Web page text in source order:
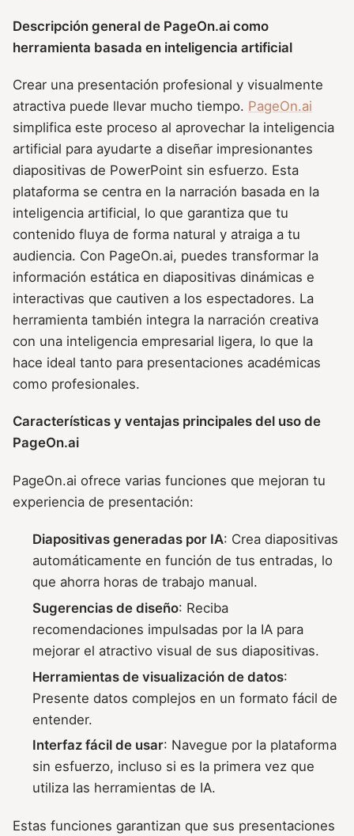
Descripción general de PageOn.ai como
herramienta basada en inteligencia artificial
Crear una presentación profesional y visualmente
atractiva puede llevar mucho tiempo. PageOn.ai
simplifica este proceso al aprovechar la inteligencia
artificial para ayudarte a diseñar impresionantes
diapositivas de PowerPoint sin esfuerzo. Esta
plataforma se centra en la narración basada en la
inteligencia artificial, lo que garantiza que tu
contenido fluya de forma natural y atraiga a tu
audiencia. Con PageOn.ai, puedes transformar la
información estática en diapositivas dinámicas e
interactivas que cautiven a los espectadores. La
herramienta también integra la narración creativa
con una inteligencia empresarial ligera, lo que la
hace ideal tanto para presentaciones académicas
como profesionales.
Características y ventajas principales del uso de
PageOn.ai
PageOn.ai ofrece varias funciones que mejoran tu
experiencia de presentación:
Diapositivas generadas por IA: Crea diapositivas
automáticamente en función de tus entradas, lo
que ahorra horas de trabajo manual.
Sugerencias de diseño: Reciba
recomendaciones impulsadas por la IA para
mejorar el atractivo visual de sus diapositivas.
Herramientas de visualización de datos:
Presente datos complejos en un formato fácil de
entender.
Interfaz fácil de usar: Navegue por la plataforma
sin esfuerzo, incluso si es la primera vez que
utiliza las herramientas de IA.
Estas funciones garantizan que sus presentaciones